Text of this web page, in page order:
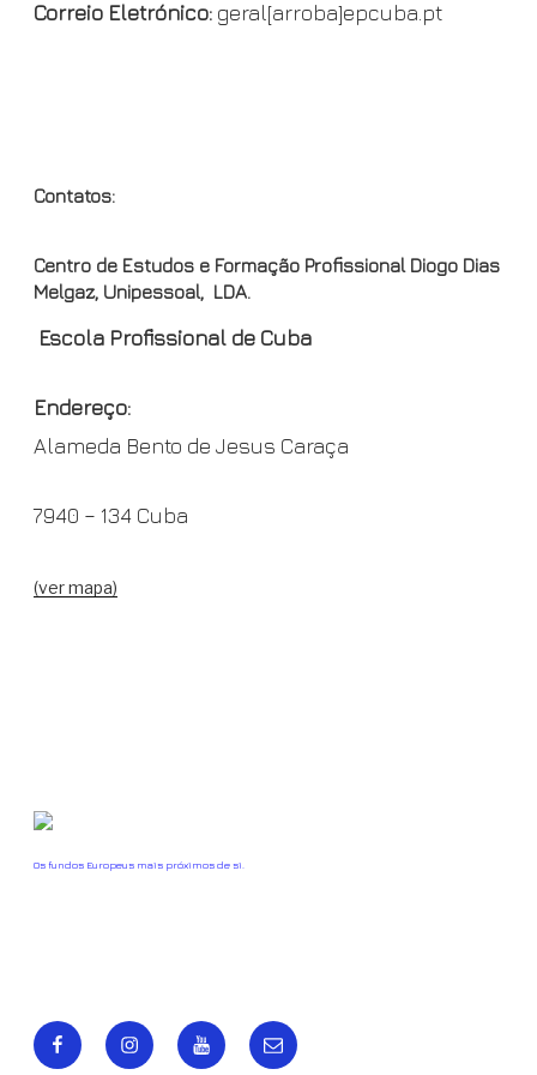
Correio Eletrónico: geral[arroba]epcuba.pt
Contatos:
Centro de Estudos e Formação Profissional Diogo Dias
Melgaz, Unipessoal, LDA.
Escola Profissional de Cuba
Endereço:
Alameda Bento de Jesus Caraça
7940 – 134 Cuba
(ver mapa)
Os fundos Europeus mais próximos de si.
FacebookInstagramYoutube Email